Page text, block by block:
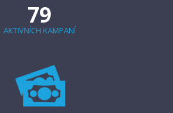
79
AKTIVNÍCH KAMPANÍ